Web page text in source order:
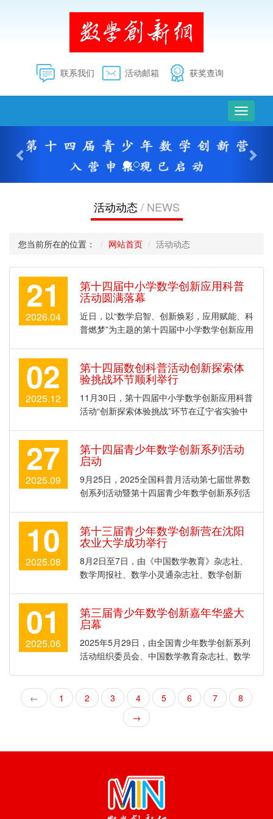
联系我们 活动邮箱 获奖查询
切
换
导
航
一
一
活动动态 / NEWS
您当前所在的位置： 网站首页 活动动态
21
2026.04
第十四届中小学数学创新应用科普
活动圆满落幕
近日，以“数学启智、创新焕彩，应用赋能、科
普燃梦”为主题的第十四届中小学数学创新应用
社、科普中国数学创新科普号等单位联合主
办，辽宁省科技创新与人才培养研究会、 ...
02
2025.12
第十四届数创科普活动创新探索体
验挑战环节顺利举行
11月30日，第十四届中小学数学创新应用科普
活动“创新探索体验挑战”环节在辽宁省实验中
重要组成部分，活动由《中国数学教育》杂志
社、全国青少年数学创新系列活动组织 ...
27
2025.09
第十四届青少年数学创新系列活动
启动
9月25日，2025全国科普月活动第七届世界数
创系列活动暨第十四届青少年数学创新系列活
数学教育》杂志社、数学周报社、初中生学习
指导编辑部、数学小灵通杂志社、科普中国 ...
10
2025.08
第十三届青少年数学创新营在沈阳
农业大学成功举行
8月2日至7日，由《中国数学教育》杂志社、
数学周报社、数学小灵通杂志社、数学创新
沈阳农业大学、辽宁省科技创新与人才培养研
究会、辽宁省数学会承办，沈阳市数学会、 ...
01
2025.06
第三届青少年数学创新嘉年华盛大
启幕
2025年5月29日，由全国青少年数学创新系列
活动组织委员会、中国数学教育杂志社、数学
技创新与人才培养研究会、辽宁省数学会共同
承办，辽宁省实验中学、沈阳市数学会、 ...
← 1 2 3 4 5 6 7
8
→